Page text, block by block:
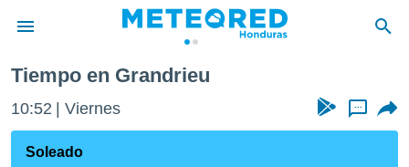
de
ha sido
Tiempo en Grandrieu
10:52 Viernes ...
Soleado